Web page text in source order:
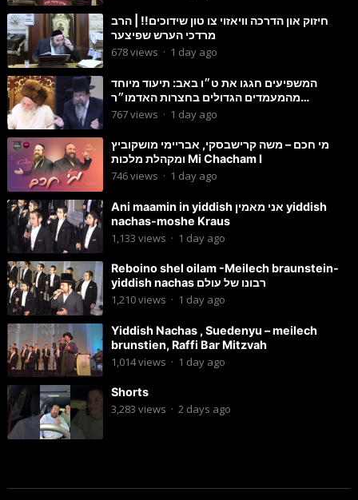
חיזוק און הדרכה וויאזוי צו טון שידוכים!! | הרב
מרדכי הערש שפיצער
678views · 1 day ago
המשפיעים חגגו את ט״ו באב: תיעוד מיוחד
מהמעמדים הגדולים בחצרות האדמו״ר
מסטוטשין והגרי״מ מורגשטרן
767views · 1 day ago
מי חכם – משה קרישבסקי, אבריימי מושקוביץ
ומקהלת מלכות Mi Chacham I
746views · 1 day ago
Ani maamin in yiddish אני מאמין yiddish
nachas-moshe Kraus
1,133 views · 1 day ago
Reboino shel oilam -Meilech braunstein-
yiddish nachas רבונו של עולם
1,210views · 1 day ago
Yiddish Nachas , Suedenyu – meilech
brunstien, Raffi Bar Mitzvah
1,014views · 1 day ago
Shorts
3,283 views · 2 days ago